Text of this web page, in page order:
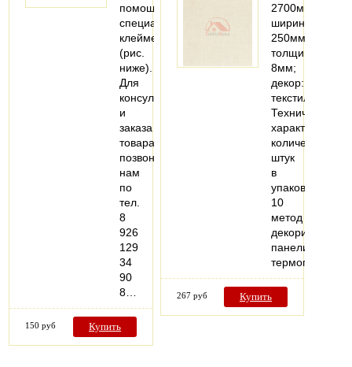
помощью
специальных
клеймеров
(рис.
ниже).
Для
консультации
и
заказа
товара
позвоните
нам
по
тел.
8
926
129
34
90
8…
150 руб Купить
2700мм;
ширина:
250мм;
толщина:
8мм;
декор:
текстиль
Технические
характеристики
количество
штук
в
упаковке:
10
метод
декорирования
панели:
267 руб Купить